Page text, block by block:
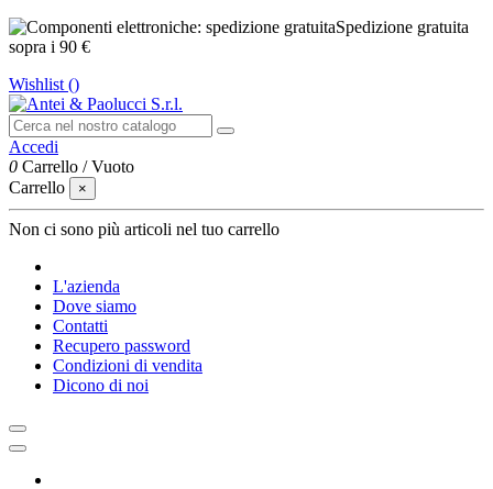
Spedizione gratuita
sopra i 90 €
Wishlist ()
Accedi
0 Carrello /Vuoto
Carrello
×
Non ci sono più articoli nel tuo carrello
L'azienda
Dove siamo
Contatti
Recupero password
Condizioni di vendita
Dicono di noi